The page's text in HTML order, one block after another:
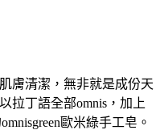
膚清潔，無非就是成份天
拉丁語全部omnis，加上
歐米綠手工皂。